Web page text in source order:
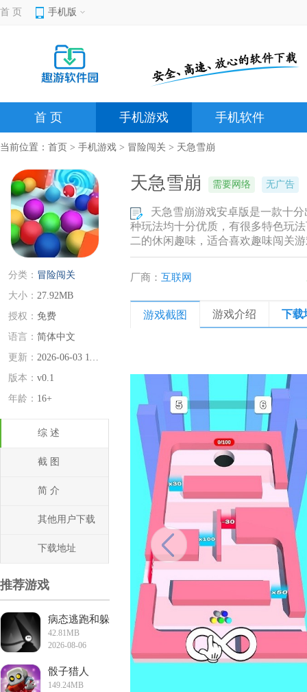
首 页 手机版
首 页 手机游戏 手机软件
当前位置： 首页 > 手机游戏 > 冒险闯关 > 天急雪崩
分类： 冒险闯关
大小： 27.92MB
授权： 免费
语言： 简体中文
更新：
2026-06-03 11:03:00
版本： v0.1
年龄： 16+
综 述
截 图
简 介
其他用户下载
下载地址
推荐游戏
病态逃跑和躲
避手游
42.81MB
2026-08-06
骰子猎人
149.24MB
天急雪崩 需要网络 无广告
天急雪崩游戏安卓版是一款十
种玩法均十分优质，有很多特色玩
二的休闲趣味，适合喜欢趣味闯关
厂商： 互联网
游戏截图 游戏介绍 下载